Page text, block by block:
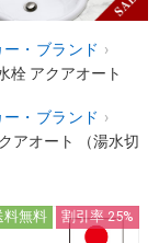
・ブランド ›
栓 アクアオート
・ブランド ›
アオート （湯水切
料無料 割引率 25%